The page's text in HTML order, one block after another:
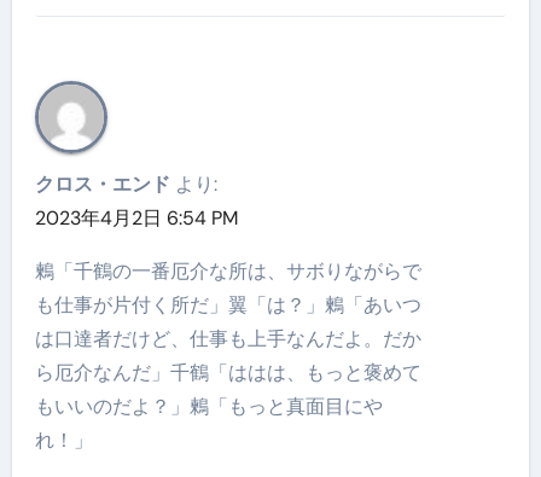
クロス・エンド より:
2023年4月2日 6:54 PM
鶫「千鶴の一番厄介な所は、サボりながらで
も仕事が片付く所だ」翼「は？」鶫「あいつ
は口達者だけど、仕事も上手なんだよ。だか
ら厄介なんだ」千鶴「ははは、もっと褒めて
もいいのだよ？」鶫「もっと真面目にや
れ！」